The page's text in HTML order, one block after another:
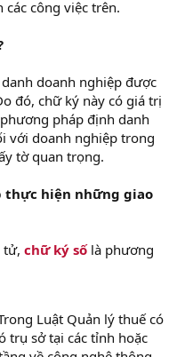
công việc trên.
doanh nghiệp được
đó, chữ ký này có giá trị
pháp định danh
với doanh nghiệp trong
tờ quan trọng.
thực hiện những giao
tử, chữ ký sốlà phương
Luật Quản lý thuế có
trụ sở tại các tỉnh hoặc